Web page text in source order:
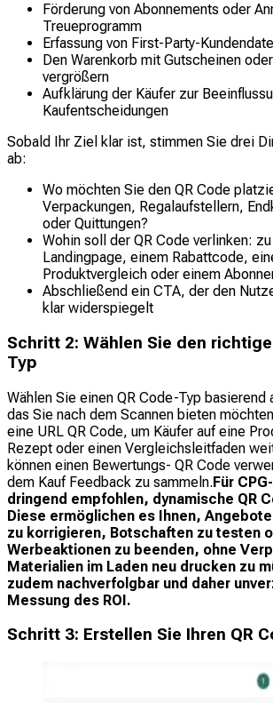
Förderung von Abonnements oder
Treueprogramm
Erfassung von First-Party-
Den Warenkorb mit Gutscheinen
vergrößern
Aufklärung der Käufer zur
Kaufentscheidungen
Sobald Ihr Ziel klar ist, stimmen Sie drei
ab:
Wo möchten Sie den QR Code
Verpackungen, Regalaufstellern,
oder Quittungen?
Wohin soll der QR Code verlinken:
Landingpage, einem Rabattcode,
Produktvergleich oder einem
Abschließend ein CTA, der den
klar widerspiegelt
Schritt 2: Wählen Sie den
Typ
Wählen Sie einen QR Code-Typ basierend
das Sie nach dem Scannen bieten
eine URL QR Code, um Käufer auf eine
Rezept oder einen Vergleichsleitfaden
können einen Bewertungs- QR Code
dem Kauf Feedback zu sammeln.Für
dringend empfohlen, dynamische QR
Diese ermöglichen es Ihnen,
zu korrigieren, Botschaften zu testen
Werbeaktionen zu beenden, ohne
Materialien im Laden neu drucken zu
zudem nachverfolgbar und daher
Messung des ROI.
Schritt 3: Erstellen Sie Ihren QR